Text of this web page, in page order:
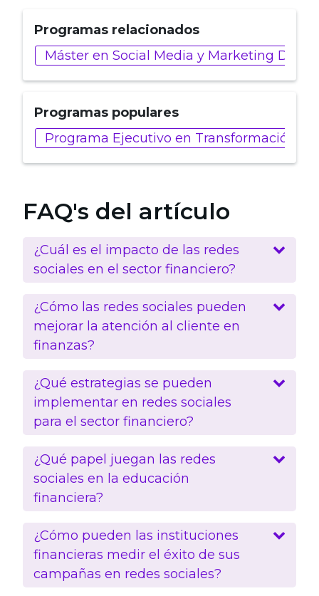
Programas relacionados
Máster en Social Media y Marketing
Programas populares
Programa Ejecutivo en Transformación
FAQ's del artículo
¿Cuál es el impacto de las redes
sociales en el sector financiero?
¿Cómo las redes sociales pueden
mejorar la atención al cliente en
finanzas?
¿Qué estrategias se pueden
implementar en redes sociales
para el sector financiero?
¿Qué papel juegan las redes
sociales en la educación
financiera?
¿Cómo pueden las instituciones
financieras medir el éxito de sus
campañas en redes sociales?